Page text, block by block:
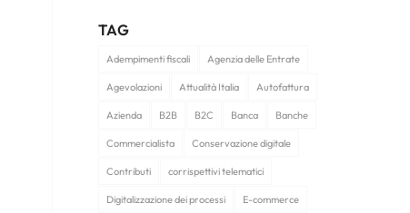
TAG
Adempimenti fiscali Agenzia delle Entrate
Agevolazioni Attualità Italia Autofattura
Azienda B2B B2C Banca Banche
Commercialista Conservazione digitale
Contributi corrispettivi telematici
Digitalizzazione dei processi E-commerce